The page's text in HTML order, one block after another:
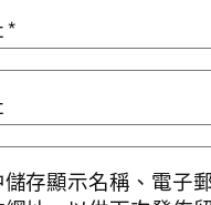
*
存顯示名稱、電子